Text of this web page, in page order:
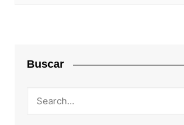
Buscar